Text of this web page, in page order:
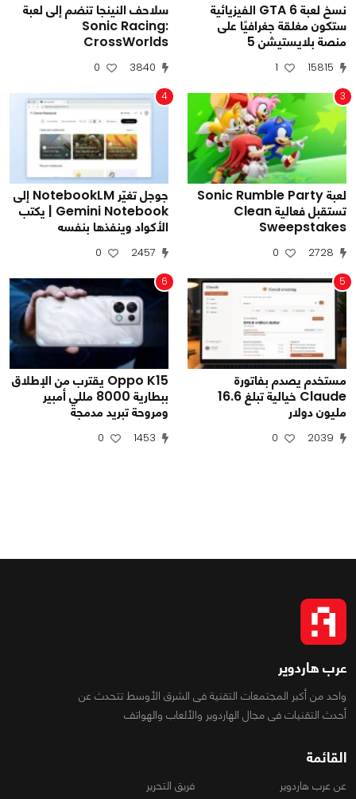
نسخ لعبة GTA 6 الفيزيائية
ستكون مغلقة جغرافيًا على
منصة بلايستيشن 5
15815
1
سلاحف النينجا تنضم إلى لعبة
Sonic Racing:
CrossWorlds
3840
0
3
لعبة Sonic Rumble Party
تستقبل فعالية Clean
Sweepstakes
2728
0
4
جوجل تغيّر NotebookLM إلى
Gemini Notebook | يكتب
الأكواد وينفذها بنفسه
2457
0
5
مستخدم يصدم بفاتورة
Claude خيالية تبلغ 16.6
مليون دولار
2039
0
6
Oppo K15 يقترب من الإطلاق
ببطارية 8000 مللي أمبير
ومروحة تبريد مدمجة
1453
0
عرب هاردوير
واحد من أكبر المجتمعات التقنية فى الشرق الأوسط تتحدث عن
أحدث التقنيات فى مجال الهاردوير والألعاب والهواتف
القائمة
عن عرب هاردوير فريق التحرير